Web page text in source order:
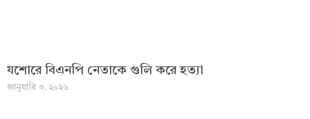
যশোরে বিএনপি নেতাকে গুলি করে হত্যা
জানুয়ারি ৩, ২০২৬